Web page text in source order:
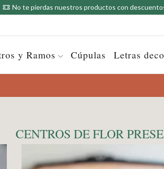
No te pierdas nuestros productos con
y Ramos Cúpulas Letras
CENTROS DE FLOR